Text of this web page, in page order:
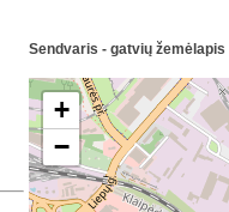
Sendvaris - gatvių žemėlapis
+
−